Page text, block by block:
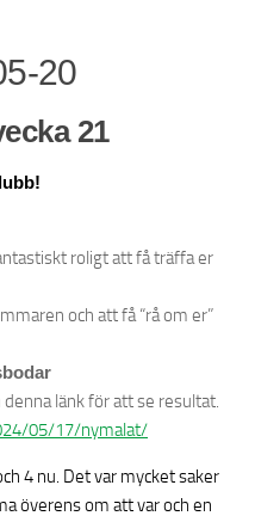
20
21
roligt att få träffa er
och att få “rå om er”
länk för att se resultat.
05/17/nymalat/
4 nu. Det var mycket saker
överens om att var och en